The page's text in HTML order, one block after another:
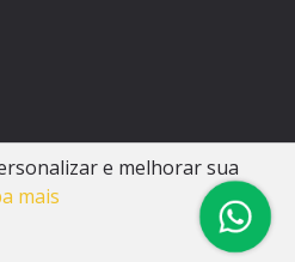
e melhorar sua
mais